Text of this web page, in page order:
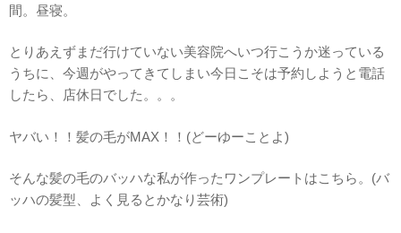
間。昼寝。
とりあえずまだ行けていない美容院へいつ行こうか迷っている
うちに、今週がやってきてしまい今日こそは予約しようと電話
したら、店休日でした。。。
ヤバい！！髪の毛がMAX！！(どーゆーことよ)
そんな髪の毛のバッハな私が作ったワンプレートはこちら。(バ
ッハの髪型、よく見るとかなり芸術)